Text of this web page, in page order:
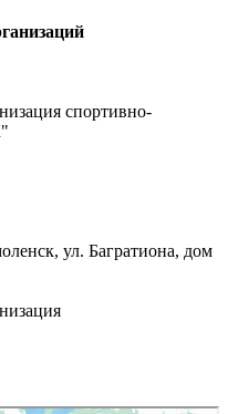
спортивно-
ул. Багратиона, дом